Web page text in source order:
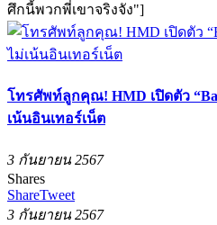
ศึกนี้พวกพี่เขาจริงจัง"]
โทรศัพท์ลูกคุณ! HMD เปิดตัว
เน้นอินเทอร์เน็ต
3 กันยายน 2567
Shares
ShareTweet
3 กันยายน 2567